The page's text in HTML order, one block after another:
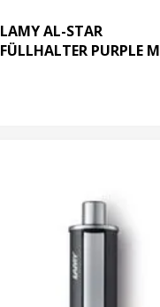
LAMY AL-STAR
FÜLLHALTER PURPLE M